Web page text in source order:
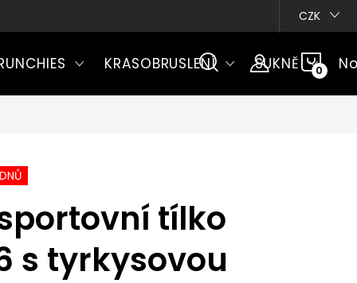
CZK
KRASOBRUSLENÍ SUKNĚ
tílko
s tyrkysovou